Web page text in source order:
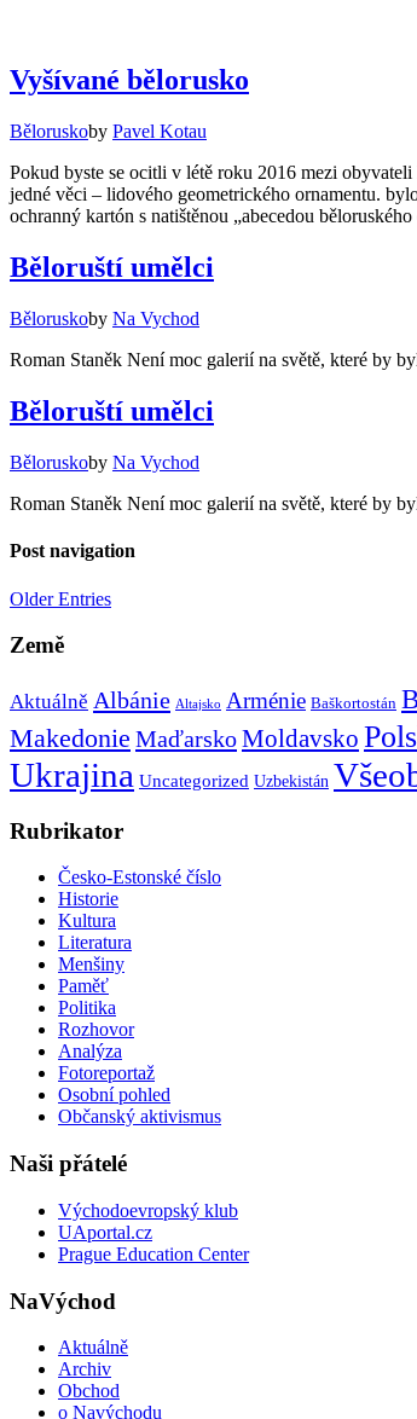
Vyšívané bělorusko
Běloruskoby Pavel Kotau
Pokud byste se ocitli v létě roku 2016 mezi
jedné věci – lidového geometrického ornamentu.
ochranný kartón s natištěnou „abecedou běloruského
Běloruští umělci
Běloruskoby Na Vychod
Roman Staněk Není moc galerií na světě, které by
Běloruští umělci
Běloruskoby Na Vychod
Roman Staněk Není moc galerií na světě, které by
Post navigation
Older Entries
Země
Aktuálně Albánie Altajsko Arménie Baškortostán
Makedonie MaďarskoMoldavsko
Ukrajina Uncategorized Uzbekistán
Rubrikator
Česko-Estonské číslo
Historie
Kultura
Literatura
Menšiny
Paměť
Politika
Rozhovor
Analýza
Fotoreportaž
Osobní pohled
Občanský aktivismus
Naši přátelé
Východoevropský klub
UAportal.cz
Prague Education Center
NaVýchod
Aktuálně
Archiv
Obchod
o Navýchodu